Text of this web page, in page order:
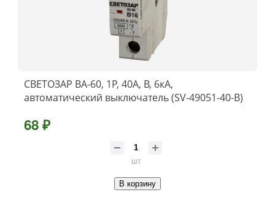
СВЕТОЗАР ВА-60, 1P, 40А, B, 6кА,
автоматический выключатель (SV-49051-40-B)
68 ₽
шт
В корзину